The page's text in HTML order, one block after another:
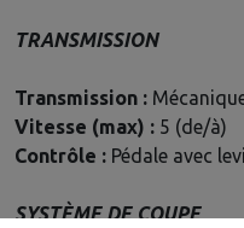
TRANSMISSION
Transmission :
Vitesse (max) : 5 (de/à)
Contrôle : Pédale avec
SYSTÈME DE COUPE